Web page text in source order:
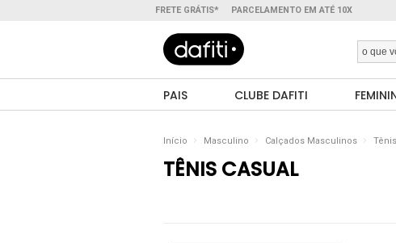
FRETE GRÁTIS* PARCELAMENTO EM ATÉ 10X
PAIS CLUBE DAFITI
Início Masculino Calçados Masculinos Tênis
TÊNIS CASUAL